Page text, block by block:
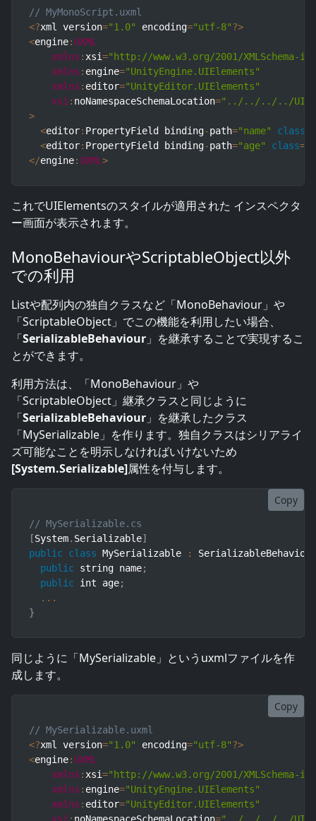
// MyMonoScript.uxml
<?xml version="1.0" encoding="utf-8"?>
<engine: UXML
xmlns : xsi="http://www.w3.org/2001/XMLSchema-
xmlns : engine="UnityEngine.UIElements"
xmlns : editor="UnityEditor.UIElements"
xsi : noNamespaceSchemaLocation="../../../../
>
<editor: PropertyField binding-path="name" class
<editor: PropertyField binding-path="age" class=
</engine: UXML >
これでUIElementsのスタイルが適用された インスペクタ
ー画面が表示されます。
MonoBehaviourやScriptableObject以外
での利用
Listや配列内の独自クラスなど「MonoBehaviour」や
「ScriptableObject」でこの機能を利用したい場合、
「SerializableBehaviour 」を継承することで実現するこ
とができます。
利用方法は、「MonoBehaviour」や
「ScriptableObject」継承クラスと同じように
「SerializableBehaviour 」を継承したクラス
「MySerializable」を作ります。独自クラスはシリアライ
ズ可能なことを明示しなければいけないため
[System.Serializable]属性を付与します。
Copy
// MySerializable.cs
[System. Serializable]
public class MySerializable :
public string name;
public int age;
...
}
同じように「MySerializable」というuxmlファイルを作
成します。
Copy
// MySerializable.uxml
<?xml version="1.0" encoding="utf-8"?>
<engine: UXML
xmlns : xsi="http://www.w3.org/2001/XMLSchema-
xmlns : engine="UnityEngine.UIElements"
xmlns : editor="UnityEditor.UIElements"
xsi : noNamespaceSchemaLocation="../../../../